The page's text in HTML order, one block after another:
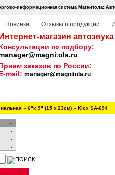
информационная система
Новинки Отзывы о продукции
Интернет-магазин
Консультации по подбору:
manager@magnitola.ru
Прием заказов по России:
E-mail: manager@magnitola.ru
» 6"х 9" (15 х 23см) » Kicx SA-694